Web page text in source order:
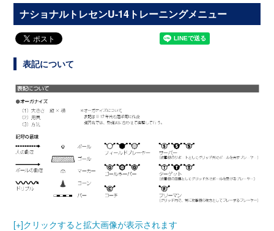
ナショナルトレセンU-14トレーニングメニュー
表記について
[+]クリックすると拡大画像が表示されます